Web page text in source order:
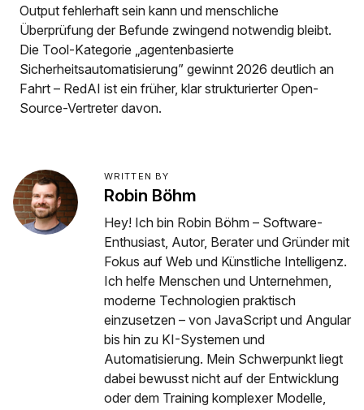
Output fehlerhaft sein kann und menschliche
Überprüfung der Befunde zwingend notwendig bleibt.
Die Tool-Kategorie „agentenbasierte
Sicherheitsautomatisierung” gewinnt 2026 deutlich an
Fahrt – RedAI ist ein früher, klar strukturierter Open-
Source-Vertreter davon.
WRITTEN BY
Robin Böhm
Hey! Ich bin Robin Böhm – Software-
Enthusiast, Autor, Berater und Gründer mit
Fokus auf Web und Künstliche Intelligenz.
Ich helfe Menschen und Unternehmen,
moderne Technologien praktisch
einzusetzen – von JavaScript und Angular
bis hin zu KI-Systemen und
Automatisierung. Mein Schwerpunkt liegt
dabei bewusst nicht auf der Entwicklung
oder dem Training komplexer Modelle,